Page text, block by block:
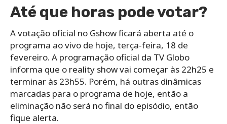
Até que horas pode votar?
A votação oficial no Gshow ficará aberta até o
programa ao vivo de hoje, terça-feira, 18 de
fevereiro. A programação oficial da TV Globo
informa que o reality show vai começar às 22h25 e
terminar às 23h55. Porém, há outras dinâmicas
marcadas para o programa de hoje, então a
eliminação não será no final do episódio, então
fique alerta.